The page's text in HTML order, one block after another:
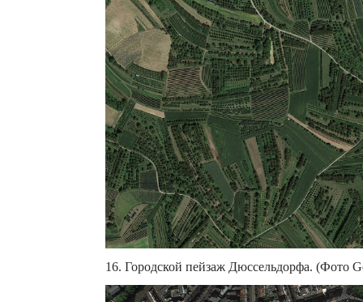
16. Городской пейзаж Дюссельдорфа. (Фото